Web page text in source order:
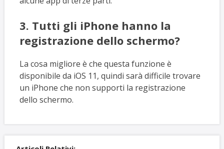
3. Tutti gli iPhone hanno la
registrazione dello schermo?
La cosa migliore è che questa funzione è
disponibile da iOS 11, quindi sarà difficile trovare
un iPhone che non supporti la registrazione
dello schermo.